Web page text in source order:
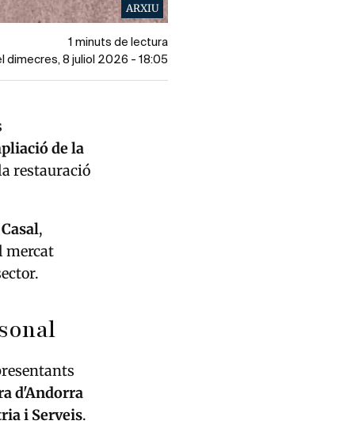
ARXIU
1 minuts de lectura
dimecres, 8 juliol 2026 - 18:05
de la
restauració
,
mercat
d'Andorra
i Serveis.